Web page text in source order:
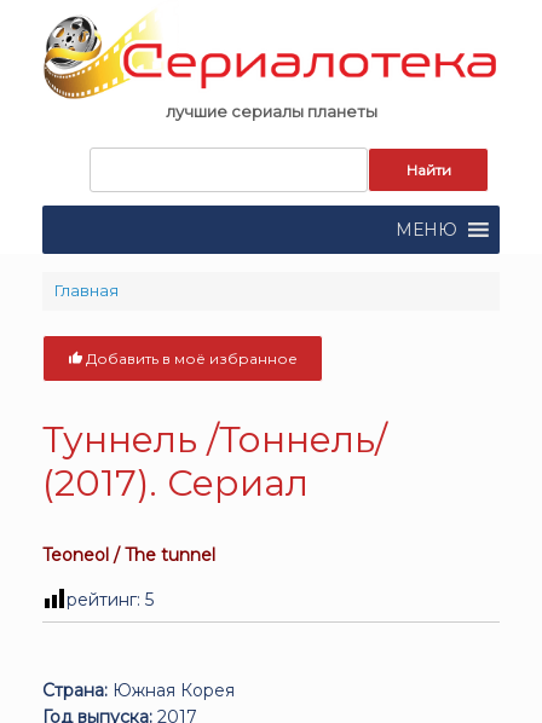
content
лучшие сериалы планеты
поиска:
МЕНЮ
Главная
Добавить в моё избранное
Туннель /Тоннель/
(2017). Сериал
Teoneol / The tunnel
рейтинг: 5
Страна: Южная Корея
Год выпуска: 2017